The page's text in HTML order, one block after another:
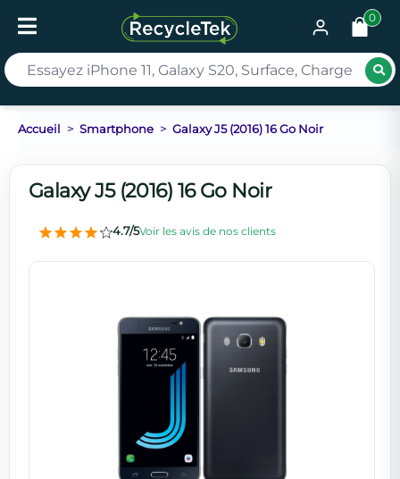
0
Accueil Smartphone Galaxy J5 (2016) 16 Go Noir
Galaxy J5 (2016) 16 Go Noir
4.7/5Voir les avis de nos clients